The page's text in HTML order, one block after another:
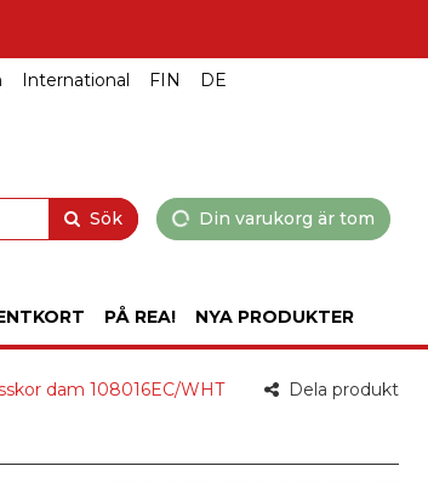
International FIN DE
Sök Din varukorg är tom
PÅ REA! NYA PRODUKTER
Dela produkt
dam 108016EC/WHT